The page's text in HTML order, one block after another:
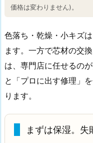
価格は変わりません)。
色落ち・乾燥・小キズ
ます。一方で芯材の交
は、専門店に任せるの
と「プロに出す修理」
ります。
まずは保湿。失